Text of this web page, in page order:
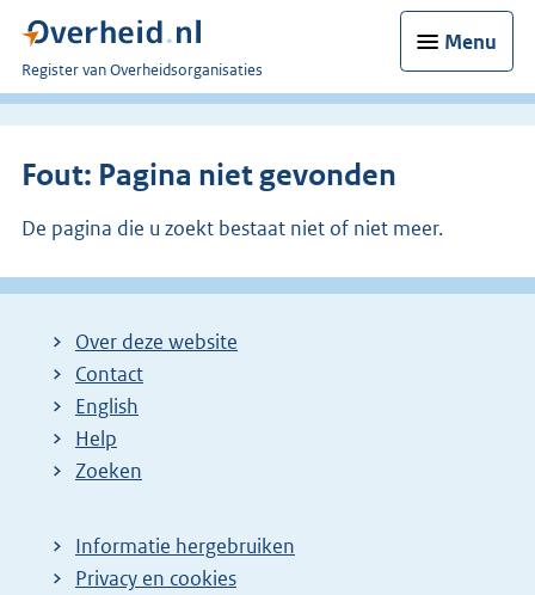
Menu
U
bent
Register van Overheidsorganisaties
Fout: Pagina niet gevonden
De pagina die u zoekt bestaat niet of niet meer.
Over deze website
Contact
English
Help
Zoeken
Informatie hergebruiken
Privacy en cookies